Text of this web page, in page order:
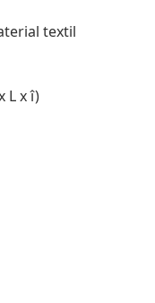
textil
L x î)